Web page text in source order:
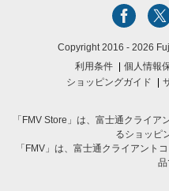
Copyright 2016 - 2026
利用条件
個人情報
ショッピングガイド
「FMV Store」は、富士通クライ
るショッピ
「FMV」は、富士通クライアント
品